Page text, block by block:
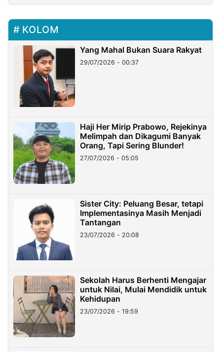
KOLOM
Yang Mahal Bukan Suara Rakyat
29/07/2026 - 00:37
Haji Her Mirip Prabowo, Rejekinya
Melimpah dan Dikagumi Banyak
Orang, Tapi Sering Blunder!
27/07/2026 - 05:05
Sister City: Peluang Besar, tetapi
Implementasinya Masih Menjadi
Tantangan
23/07/2026 - 20:08
Sekolah Harus Berhenti Mengajar
untuk Nilai, Mulai Mendidik untuk
Kehidupan
23/07/2026 - 19:59